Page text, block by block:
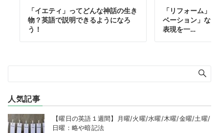
「イエティ」ってどんな神話の生き
物？英語で説明できるようになろ
う！
「リフォーム」
ベーション」な
表現を一…
人気記事
【曜日の英語１週間】月曜/火曜/水曜/木曜/金曜/土曜/
日曜：略や暗記法